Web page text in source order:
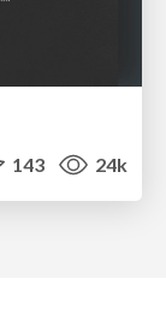
143 24k